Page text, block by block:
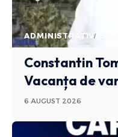
ADMINISTRATIV
Constantin
Vacanța de
6 AUGUST 2026